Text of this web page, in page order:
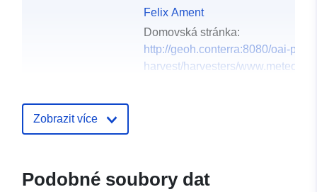
Felix Ament
Domovská stránka:
http://geoh.conterra:8080/oai-
harvest/harvesters/
Úvodní stránka:
Jazyky:
Kontaktní místa:
Dr. Marco Arpagaus
Zobrazit více
Podobné soubory dat